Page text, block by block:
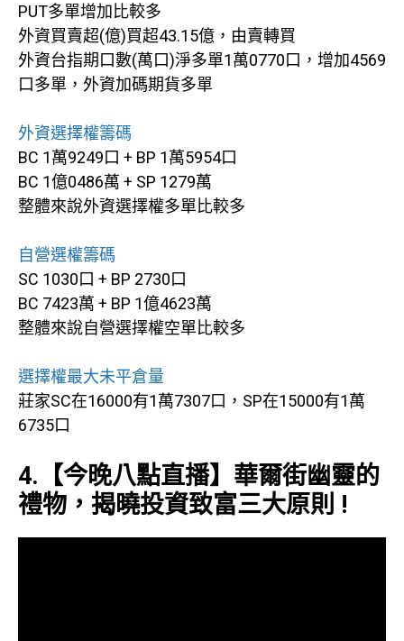
PUT多單增加比較多
外資買賣超(億)買超43.15億，由賣轉買
外資台指期口數(萬口)淨多單1萬0770口，增加4569
口多單，外資加碼期貨多單
外資選擇權籌碼
BC 1萬9249口 + BP 1萬5954口
BC 1億0486萬 + SP 1279萬
整體來說外資選擇權多單比較多
自營選權籌碼
SC 1030口 + BP 2730口
BC 7423萬 + BP 1億4623萬
整體來說自營選擇權空單比較多
選擇權最大未平倉量
莊家SC在16000有1萬7307口，SP在15000有1萬
6735口
4.【今晚八點直播】華爾街幽靈的
禮物，揭曉投資致富三大原則 !